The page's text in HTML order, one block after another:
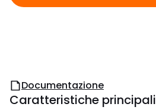
Documentazione
Caratteristiche principali